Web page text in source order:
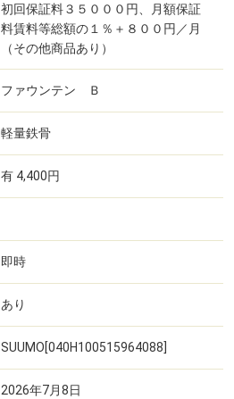
初回保証料３５０００円、月額保証
料賃料等総額の１％＋８００円／月
（その他商品あり）
ファウンテン Ｂ
軽量鉄骨
有 4,400円
即時
あり
SUUMO[040H100515964088]
2026年7月8日